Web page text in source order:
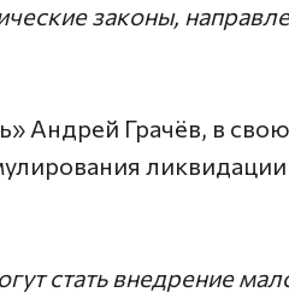
законы,
Андрей Грачёв, в
стать внедрение